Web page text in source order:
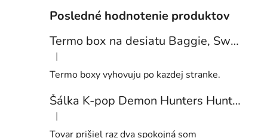
Posledné hodnotenie produktov
Termo box na desiatu Baggie, Sweets
Hodnotenie produktu je 5 z 5 hviezdičiek.
|
Termo boxy vyhovuju po kazdej stranke.
Šálka K-pop Demon Hunters Huntrix
Hodnotenie produktu je 5 z 5 hviezdičiek.
|
Tovar prišiel raz dva spokojná som